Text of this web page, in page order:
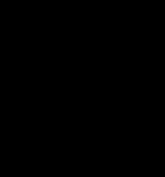
Internationale